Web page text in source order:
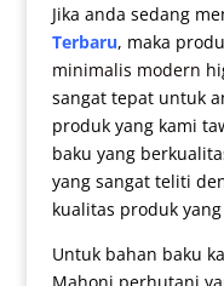
Jika anda sedang
Terbaru, maka
minimalis modern
sangat tepat untuk
produk yang kami
baku yang
yang sangat teliti
kualitas produk
Untuk bahan baku